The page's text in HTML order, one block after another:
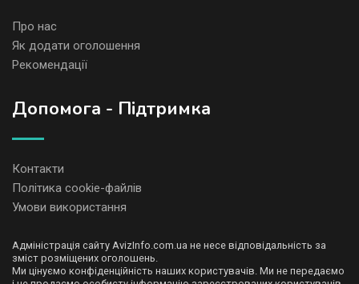
Про нас
Як додати оголошення
Рекомендації
Допомога - Підтримка
Контакти
Політика cookie-файлів
Умови використання
Адміністрація сайту AvizInfo.com.ua не несе відповідальність за
зміст розміщених оголошень.
Ми цінуємо конфіденційність наших користувачів. Ми не передаємо